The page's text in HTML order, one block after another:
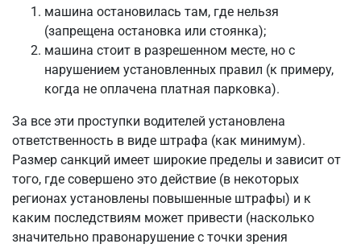
машина остановилась там, где нельзя
(запрещена остановка или стоянка);
машина стоит в разрешенном месте, но с
нарушением установленных правил (к примеру,
когда не оплачена платная парковка).
За все эти проступки водителей установлена
ответственность в виде штрафа (как минимум).
Размер санкций имеет широкие пределы и зависит от
того, где совершено это действие (в некоторых
регионах установлены повышенные штрафы) и к
каким последствиям может привести (насколько
значительно правонарушение с точки зрения